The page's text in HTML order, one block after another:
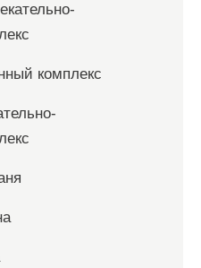
комплекс